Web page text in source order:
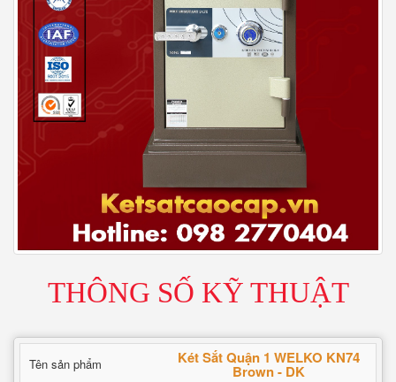
THÔNG SỐ KỸ THUẬT
Tên sản phẩm Két Sắt Quận 1 WELKO KN74
Brown - DK